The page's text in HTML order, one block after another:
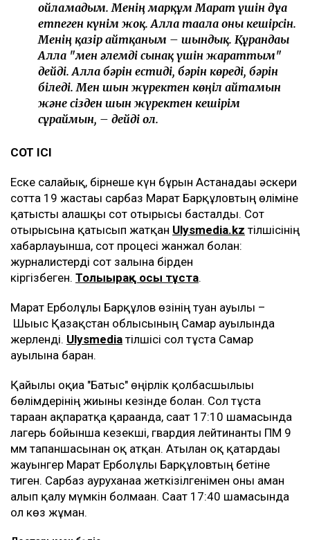
ойламадым. Менің марқұм Марат үшін дұға
етпеген күнім жоқ. Алла тағала оны кешірсін.
Менің қазір айтқаным – шындық. Құрандағы
Алла "мен әлемді сынақ үшін жараттым"
дейді. Алла бәрін естиді, бәрін көреді, бәрін
біледі. Мен шын жүректен көңіл айтамын
және сізден шын жүректен кешірім
сұраймын, – дейді ол.
СОТ ІСІ
Еске салайық, бірнеше күн бұрын Астанадағы әскери
сотта 19 жастағы сарбаз Марат Барқұловтың өліміне
қатысты алғашқы сот отырысы басталды. Сот
отырысына қатысып жатқан Ulysmedia.kz тілшісінің
хабарлауынша, сот процесі жанжал болған:
журналистерді сот залына бірден
кіргізбеген. Толығырақ осы тұста.
Марат Ерболұлы Барқұлов өзінің туған ауылы –
Шығыс Қазақстан облысының Самар ауылында
жерленді. Ulysmedia тілшісі сол тұста Самар
ауылына барған.
Қайғылы оқиға "Батыс" өңірлік қолбасшылығы
бөлімдерінің жиыны кезінде болған. Сол тұста
тараған ақпаратқа қарағанда, сағат 17:10 шамасында
лагерь бойынша кезекші, гвардия лейтинанты ПМ 9
мм тапаншасынан оқ атқан. Атылған оқ қатардағы
жауынгер Марат Ерболұлы Барқұловтың бетіне
тиген. Сарбаз ауруханаға жеткізілгенімен оны аман
алып қалу мүмкін болмаған. Сағат 17:40 шамасында
ол көз жұмған.